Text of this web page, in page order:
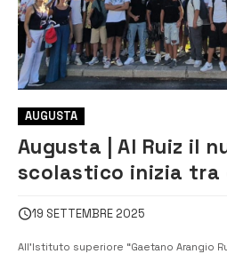
AUGUSTA
Augusta | Al Ruiz il
scolastico inizia tra
19 SETTEMBRE 2025
All’Istituto superiore “Gaetano Arangio